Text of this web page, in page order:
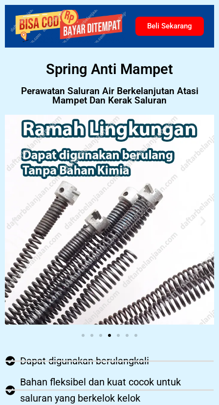
Beli Sekarang
Spring Anti Mampet
Perawatan Saluran Air Berkelanjutan Atasi
Mampet Dan Kerak Saluran
Dapat digunakan berulangkali
Bahan fleksibel dan kuat cocok untuk
saluran yang berkelok kelok